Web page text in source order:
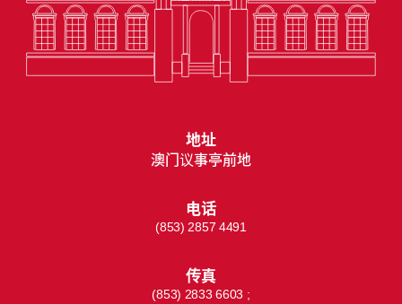
地址
澳门议事亭前地
电话
(853) 2857 4491
传真
(853) 2833 6603 ;